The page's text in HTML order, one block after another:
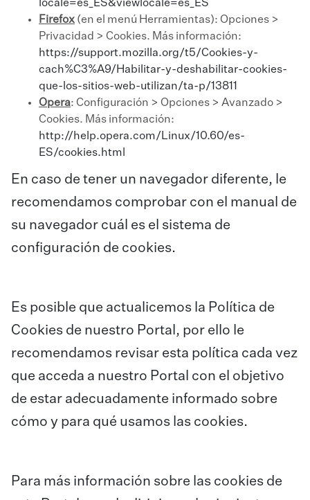
locale=es_ES&viewlocale=es_ES
Firefox (en el menú Herramientas): Opciones >
Privacidad > Cookies. Más información:
https://support.mozilla.org/t5/Cookies-y-
cach%C3%A9/Habilitar-y-deshabilitar-cookies-
que-los-sitios-web-utilizan/ta-p/13811
Opera: Configuración > Opciones > Avanzado >
Cookies. Más información:
http://help.opera.com/Linux/10.60/es-
ES/cookies.html
En caso de tener un navegador diferente, le
recomendamos comprobar con el manual de
su navegador cuál es el sistema de
configuración de cookies.
Es posible que actualicemos la Política de
Cookies de nuestro Portal, por ello le
recomendamos revisar esta política cada vez
que acceda a nuestro Portal con el objetivo
de estar adecuadamente informado sobre
cómo y para qué usamos las cookies.
Para más información sobre las cookies de